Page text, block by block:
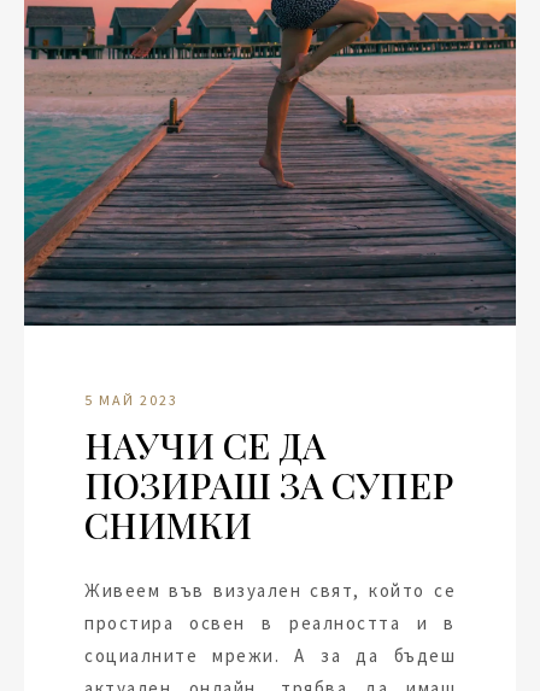
5 МАЙ 2023
НАУЧИ СЕ ДА
ПОЗИРАШ ЗА СУПЕР
СНИМКИ
Живеем във визуален свят, който се
простира освен в реалността и в
социалните мрежи. А за да бъдеш